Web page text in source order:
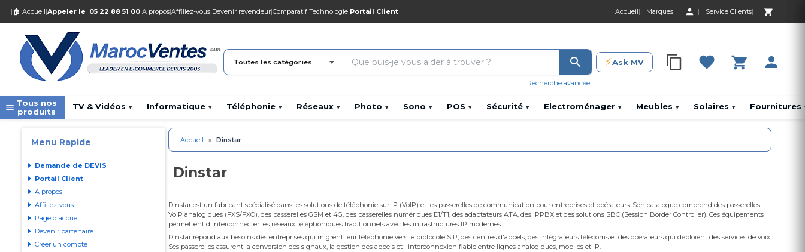
| 🏠 Accueil|Appeler le 05 22 88 51 00|A propos|Affiliez-vous|Devenir revendeur|Comparatif|Technologie|Portail Client Accueil Marques Service Clients
0 Produit 0,00
Toutes les catégories
Recherche avancée
⚡Ask MV 0 Produit 0,00 DH
Tous nos
produits
TV & Vidéos ▾ Informatique ▾ Téléphonie ▾ Réseaux ▾ Photo ▾ Sono ▾ POS ▾ Sécurité ▾ Electroménager ▾ Meubles ▾ Solaires ▾ Fournitures
Menu Rapide
Demande de DEVIS
Portail Client
A propos
Affiliez-vous
Page d'accueil
Devenir partenaire
Créer un compte
Accueil » Dinstar
Dinstar
Dinstar est un fabricant spécialisé dans les solutions de téléphonie sur IP (VoIP) et les passerelles de communication pour entreprises et opérateurs. Son catalogue comprend des passerelles
VoIP analogiques (FXS/FXO), des passerelles GSM et 4G, des passerelles numériques E1/T1, des adaptateurs ATA, des IPPBX et des solutions SBC (Session Border Controller). Ces équipements
permettent d'interconnecter les réseaux téléphoniques traditionnels avec les infrastructures IP modernes.
Dinstar répond aux besoins des entreprises qui migrent leur téléphonie vers le protocole SIP, des centres d'appels, des intégrateurs télécoms et des opérateurs qui déploient des services de voix.
Ses passerelles assurent la conversion des signaux, la gestion des appels et l'interconnexion fiable entre lignes analogiques, mobiles et IP.